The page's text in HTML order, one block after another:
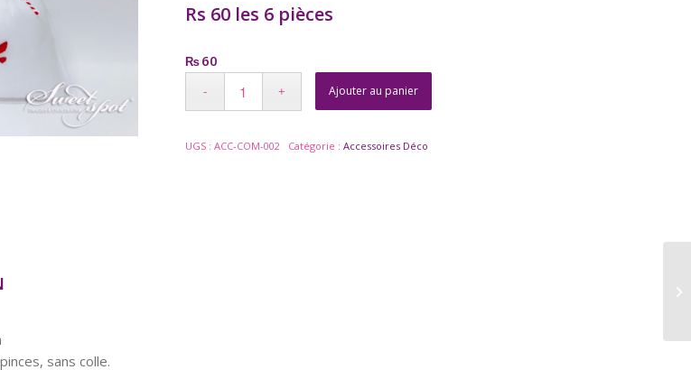
Rs 60 les 6 pièces
₨60
Ajouter au panier
UGS : ACC-COM-002 Catégorie : Accessoires Déco
sans colle.